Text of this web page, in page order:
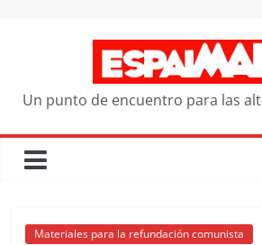
Un punto de encuentro para las
Materiales para la refundación comunista